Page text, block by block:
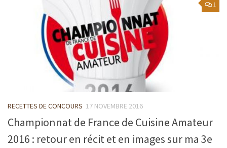
1
RECETTES DE CONCOURS 17 NOVEMBRE 2016
Championnat de France de Cuisine Amateur
2016 : retour en récit et en images sur ma 3e